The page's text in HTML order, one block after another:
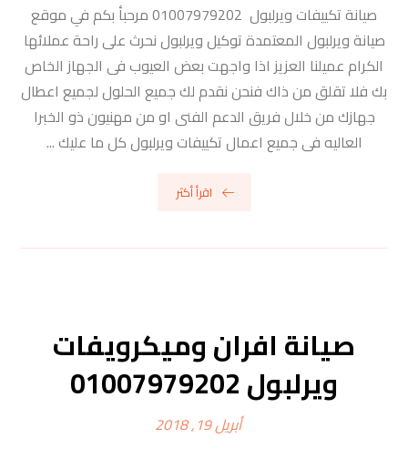
صيانة تكييفات ويرلبول 01007979202 مرحبأ بكم في موقع
صيانة ويرلبول المعتمدة توكيل ويرلبول نحرث على راحة عملائها
الكرام عميلنا العزيز اذا واجهت بعض العيوب فى الجهاز الخاص
بك فلا تقلق من ذاك فنحن نقدم لك جميع الحلول لجميع اعطال
جهازك من خلال فريق الدعم الفنى او من مهنيون ذو الخبرا
العاليه فى جميع اعمال تكييفات ويرلبول كل ما عليك ...
اقرأ أكثر
صيانة افران وميكرويفات
ويرلبول 01007979202
أبريل 19, 2018